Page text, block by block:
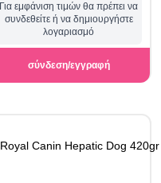
Για εμφάνιση τιμών θα πρέπει να
συνδεθείτε ή να δημιουργήστε
λογαριασμό
σύνδεση/εγγραφή